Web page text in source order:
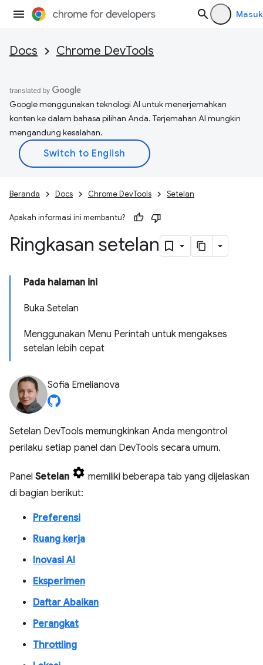
Masuk
Docs Chrome DevTools
Google menggunakan teknologi AI untuk menerjemahkan
konten ke dalam bahasa pilihan Anda. Terjemahan AI mungkin
mengandung kesalahan.
Beranda Docs Chrome DevTools Setelan
Apakah informasi ini membantu?
Ringkasan setelan
Pada halaman ini
Buka Setelan
Menggunakan Menu Perintah untuk mengakses
setelan lebih cepat
Sofia Emelianova
Setelan DevTools memungkinkan Anda mengontrol
perilaku setiap panel dan DevTools secara umum.
Panel Setelan
memiliki beberapa tab yang dijelaskan
di bagian berikut:
Preferensi
Ruang kerja
Inovasi AI
Eksperimen
Daftar Abaikan
Perangkat
Throttling